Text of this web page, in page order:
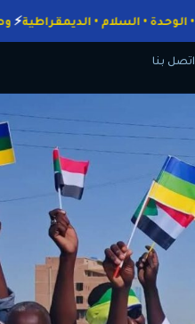
الحرية • الوحدة • السلام •
اتصل بنا